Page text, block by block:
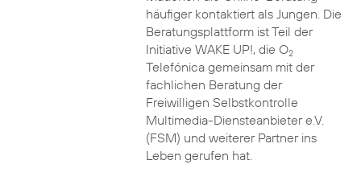
häufiger kontaktiert als Jungen. Die
Beratungsplattform ist Teil der
Initiative WAKE UP!, die O2
Telefónica gemeinsam mit der
fachlichen Beratung der
Freiwilligen Selbstkontrolle
Multimedia-Diensteanbieter e.V.
(FSM) und weiterer Partner ins
Leben gerufen hat.